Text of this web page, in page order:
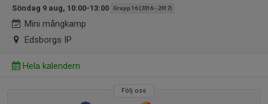
Söndag 9 aug, 10:00-13:00 Grupp 16 (2016--2017)
Mini mångkamp
Edsborgs IP
Hela kalendern
Följ oss